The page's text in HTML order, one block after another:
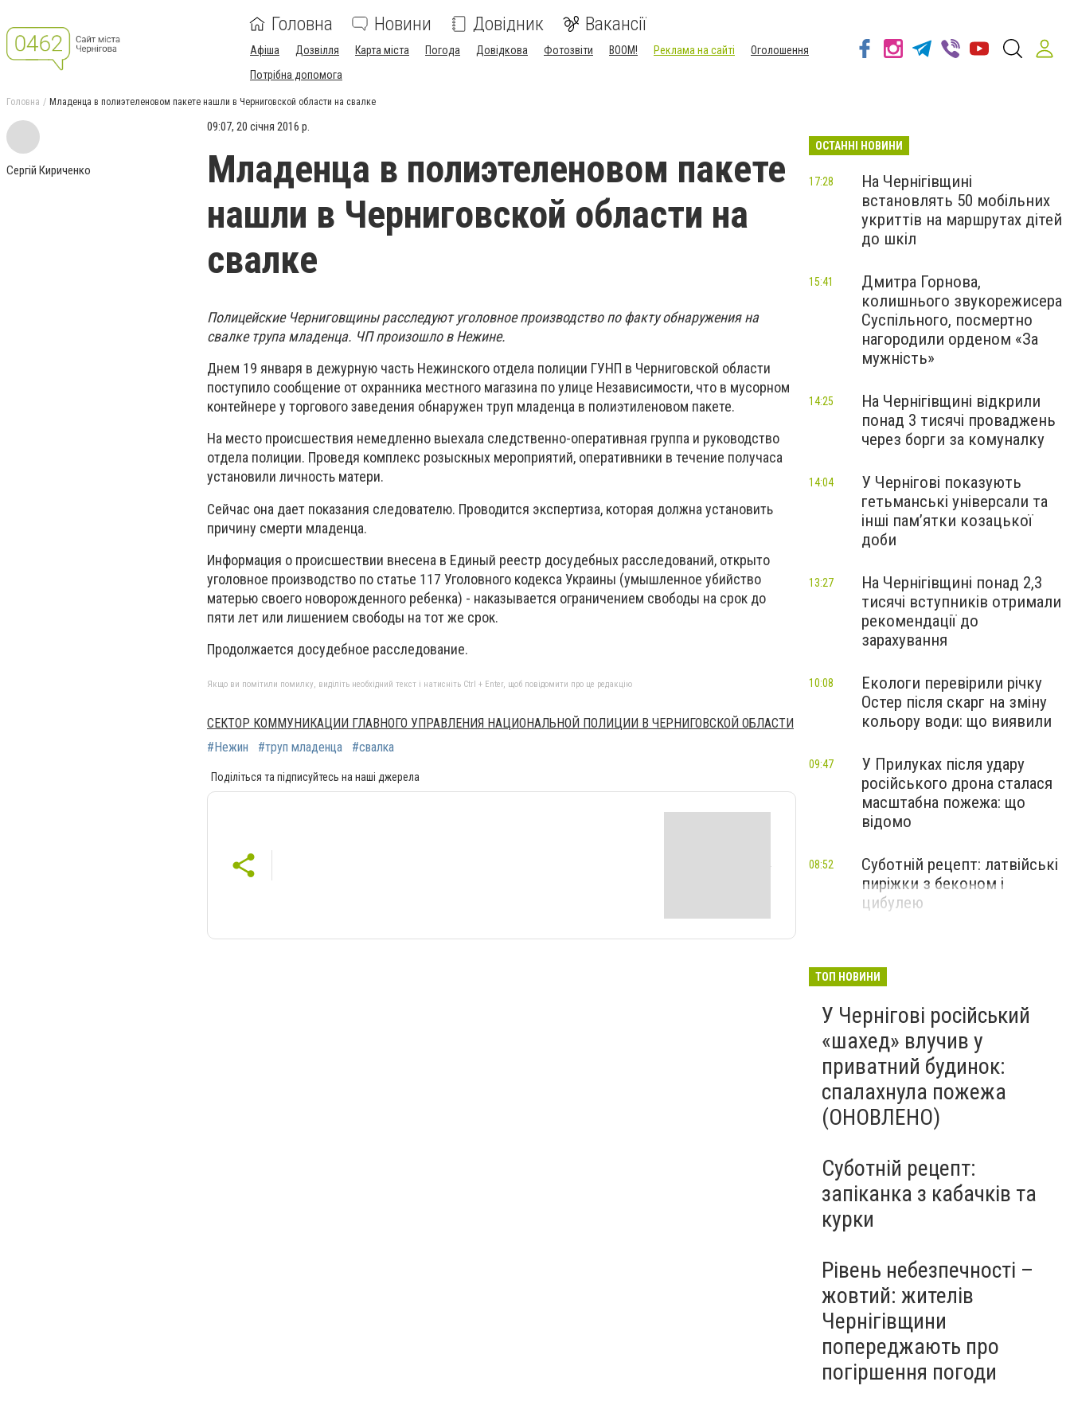
Головна Новини Довідник Вакансії
Афіша Дозвілля Карта міста Погода Довідкова Фотозвіти BOOM! Реклама на сайті
Оголошення
Потрібна допомога
Головна Младенца в полиэтеленовом пакете нашли в Черниговской области на свалке
Сергій Кириченко
09:07, 20 січня 2016 р.
Младенца в полиэтеленовом пакете
нашли в Черниговской области на
свалке
Полицейские Черниговщины расследуют уголовное производство по факту обнаружения на
свалке трупа младенца. ЧП произошло в Нежине.
Днем 19 января в дежурную часть Нежинского отдела полиции ГУНП в Черниговской области
поступило сообщение от охранника местного магазина по улице Независимости, что в мусорном
контейнере у торгового заведения обнаружен труп младенца в полиэтиленовом пакете.
На место происшествия немедленно выехала следственно-оперативная группа и руководство
отдела полиции. Проведя комплекс розыскных мероприятий, оперативники в течение получаса
установили личность матери.
Сейчас она дает показания следователю. Проводится экспертиза, которая должна установить
причину смерти младенца.
Информация о происшествии внесена в Единый реестр досудебных расследований, открыто
уголовное производство по статье 117 Уголовного кодекса Украины (умышленное убийство
матерью своего новорожденного ребенка) - наказывается ограничением свободы на срок до
пяти лет или лишением свободы на тот же срок.
Продолжается досудебное расследование.
Якщо ви помітили помилку, виділіть необхідний текст і натисніть Ctrl + Enter, щоб повідомити про це редакцію
СЕКТОР КОММУНИКАЦИИ ГЛАВНОГО УПРАВЛЕНИЯ НАЦИОНАЛЬНОЙ ПОЛИЦИИ В ЧЕРНИГОВСКОЙ ОБЛАСТИ
#Нежин
#труп младенца #свалка
Поділіться та підписуйтесь на наші джерела
ОСТАННІ НОВИНИ
На Чернігівщині
встановлять 50 мобільних
укриттів на маршрутах дітей
до шкіл
17:28
Дмитра Горнова,
колишнього звукорежисера
Суспільного, посмертно
нагородили орденом «За
мужність»
15:41
На Чернігівщині відкрили
понад 3 тисячі проваджень
через борги за комуналку
14:25
У Чернігові показують
гетьманські універсали та
інші пам’ятки козацької
доби
14:04
На Чернігівщині понад 2,3
тисячі вступників отримали
рекомендації до
зарахування
13:27
Екологи перевірили річку
Остер після скарг на зміну
кольору води: що виявили
10:08
У Прилуках після удару
російського дрона сталася
масштабна пожежа: що
відомо
09:47
Суботній рецепт: латвійські
пиріжки з беконом і
цибулею
08:52
ТОП НОВИНИ
У Чернігові російський
«шахед» влучив у
приватний будинок:
спалахнула пожежа
(ОНОВЛЕНО)
Суботній рецепт:
запіканка з кабачків та
курки
Рівень небезпечності –
жовтий: жителів
Чернігівщини
попереджають про
погіршення погоди